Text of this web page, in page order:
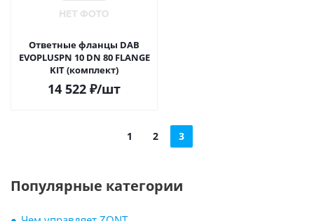
Ответные фланцы DAB
EVOPLUSPN 10 DN 80 FLANGE
KIT (комплект)
14 522 ₽/шт
1 2 3
Популярные категории